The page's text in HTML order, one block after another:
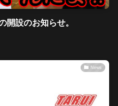
開設のお知らせ。
News